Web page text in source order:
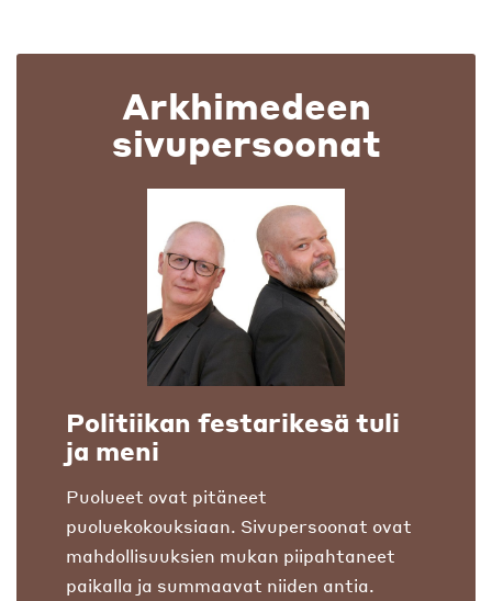
Arkhimedeen
sivupersoonat
Politiikan festarikesä tuli
ja meni
Puolueet ovat pitäneet
puoluekokouksiaan. Sivupersoonat ovat
mahdollisuuksien mukan piipahtaneet
paikalla ja summaavat niiden antia.